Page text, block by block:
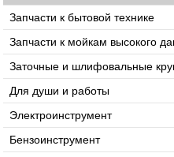
Запчасти к бытовой технике
Запчасти к мойкам высокого
Заточные и шлифовальные
Для души и работы
Электроинструмент
Бензоинструмент